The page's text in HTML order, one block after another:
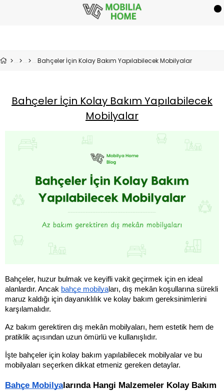
Bahçeler İçin Kolay Bakım Yapılabilecek Mobilyalar
Bahçeler İçin Kolay Bakım Yapılabilecek
Mobilyalar
Bahçeler, huzur bulmak ve keyifli vakit geçirmek için en ideal
alanlardır. Ancak bahçe mobilyaları, dış mekân koşullarına sürekli
maruz kaldığı için dayanıklılık ve kolay bakım gereksinimlerini
karşılamalıdır.
Az bakım gerektiren dış mekân mobilyaları, hem estetik hem de
pratiklik açısından uzun ömürlü ve kullanışlıdır.
İşte bahçeler için kolay bakım yapılabilecek mobilyalar ve bu
mobilyaları seçerken dikkat etmeniz gereken detaylar.
Bahçe Mobilyalarında Hangi Malzemeler Kolay Bakım